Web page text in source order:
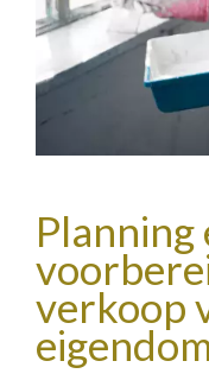
Planning
verkoop